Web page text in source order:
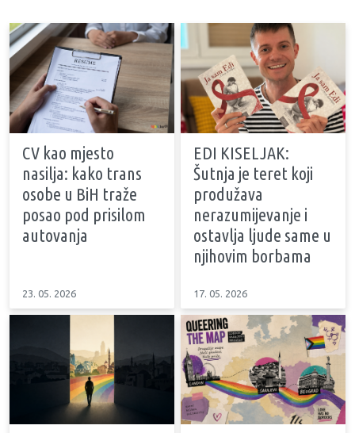
CV kao mjesto
nasilja: kako trans
osobe u BiH traže
posao pod prisilom
autovanja
23. 05. 2026
EDI KISELJAK:
Šutnja je teret koji
produžava
nerazumijevanje i
ostavlja ljude same u
njihovim borbama
17. 05. 2026